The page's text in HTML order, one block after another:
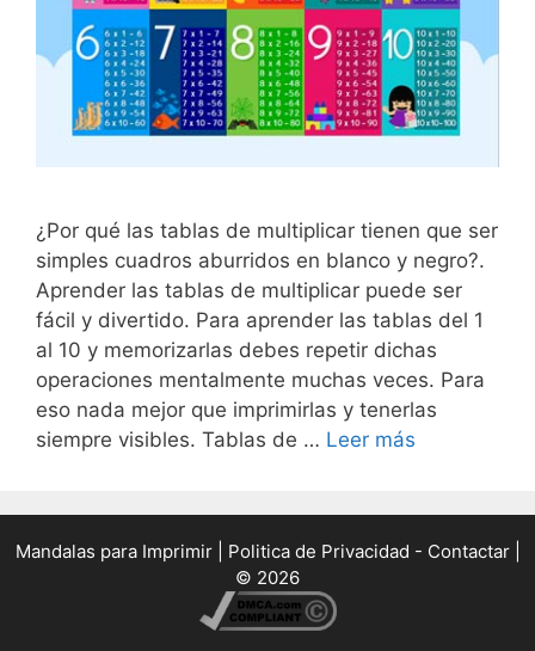
¿Por qué las tablas de multiplicar tienen que ser
simples cuadros aburridos en blanco y negro?.
Aprender las tablas de multiplicar puede ser
fácil y divertido. Para aprender las tablas del 1
al 10 y memorizarlas debes repetir dichas
operaciones mentalmente muchas veces. Para
eso nada mejor que imprimirlas y tenerlas
siempre visibles. Tablas de … Leer más
Mandalas para Imprimir| Politica de Privacidad - Contactar|
© 2026